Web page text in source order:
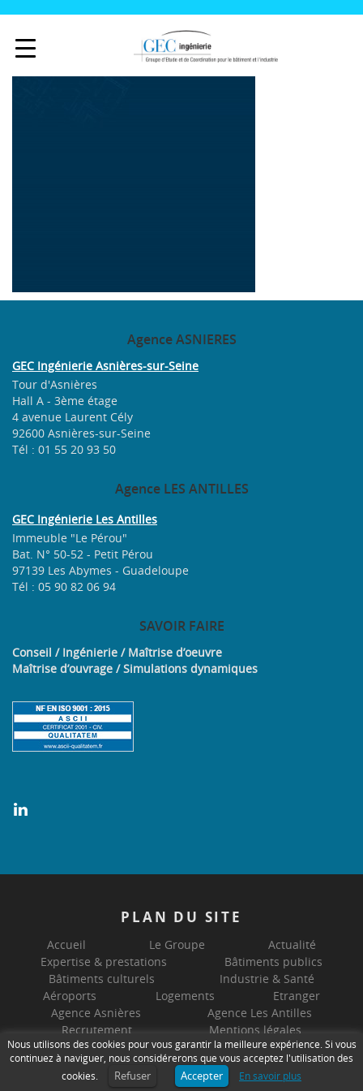
AgenceASNIERES
GEC Ingénierie Asnières-sur-Seine
Tour d'Asnières
Hall A - 3ème étage
4 avenue Laurent Cély
92600 Asnières-sur-Seine
Tél : 01 55 20 93 50
AgenceLES ANTILLES
GEC Ingénierie Les Antilles
Immeuble "Le Pérou"
Bat. N° 50-52 - Petit Pérou
97139 Les Abymes - Guadeloupe
Tél : 05 90 82 06 94
SAVOIRFAIRE
Conseil / Ingénierie / Maîtrise d’oeuvre
Maîtrise d’ouvrage / Simulations dynamiques
PLAN DU SITE
Accueil Le Groupe
Actualité
Expertise & prestations
Bâtiments publics
Bâtiments culturels
Industrie & Santé
Aéroports
Logements
Etranger
Agence Asnières
Agence Les Antilles
Recrutement
Mentions légales
Politique de confidentialité
© Tous droits réservésGEC Ingénierie- Maintenu par
Nous utilisons des cookies pour vous garantir la meilleure expérience. Si vous
continuez à naviguer, nous considérerons que vous acceptez l'utilisation des
cookies.
Refuser Accepter En savoir plus